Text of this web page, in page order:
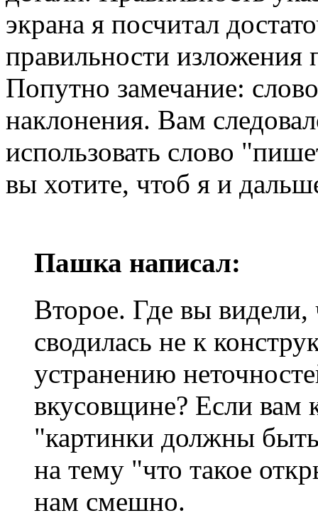
экрана я посчитал
правильности изложения
Попутно замечание:
наклонения. Вам
использовать слово
вы хотите, чтоб я и
Пашка написал:
Второе. Где вы
сводилась не к
устранению
вкусовщине? Если вам
"картинки должны
на тему "что такое
нам смешно.